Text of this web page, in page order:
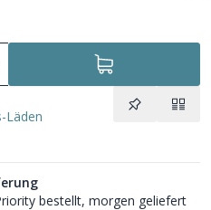
Läden
bestellt, morgen geliefert